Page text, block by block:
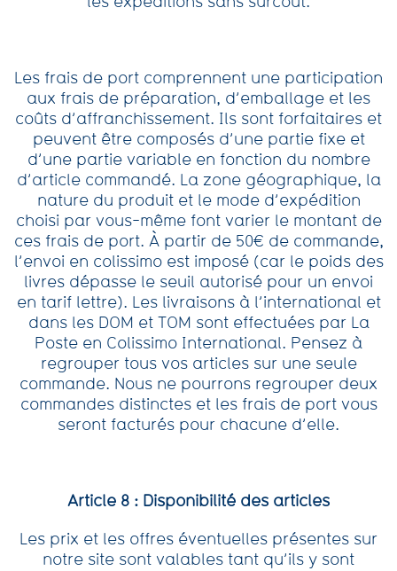
Les frais de port comprennent une participation
aux frais de préparation, d’emballage et les
coûts d’affranchissement. Ils sont forfaitaires et
peuvent être composés d’une partie fixe et
d’une partie variable en fonction du nombre
d’article commandé. La zone géographique, la
nature du produit et le mode d’expédition
choisi par vous-même font varier le montant de
ces frais de port. À partir de 50€ de commande,
l’envoi en colissimo est imposé (car le poids des
livres dépasse le seuil autorisé pour un envoi
en tarif lettre). Les livraisons à l’international et
dans les DOM et TOM sont effectuées par La
Poste en Colissimo International. Pensez à
regrouper tous vos articles sur une seule
commande. Nous ne pourrons regrouper deux
commandes distinctes et les frais de port vous
seront facturés pour chacune d’elle.
Article 8 : Disponibilité des articles
Les prix et les offres éventuelles présentes sur
notre site sont valables tant qu’ils y sont